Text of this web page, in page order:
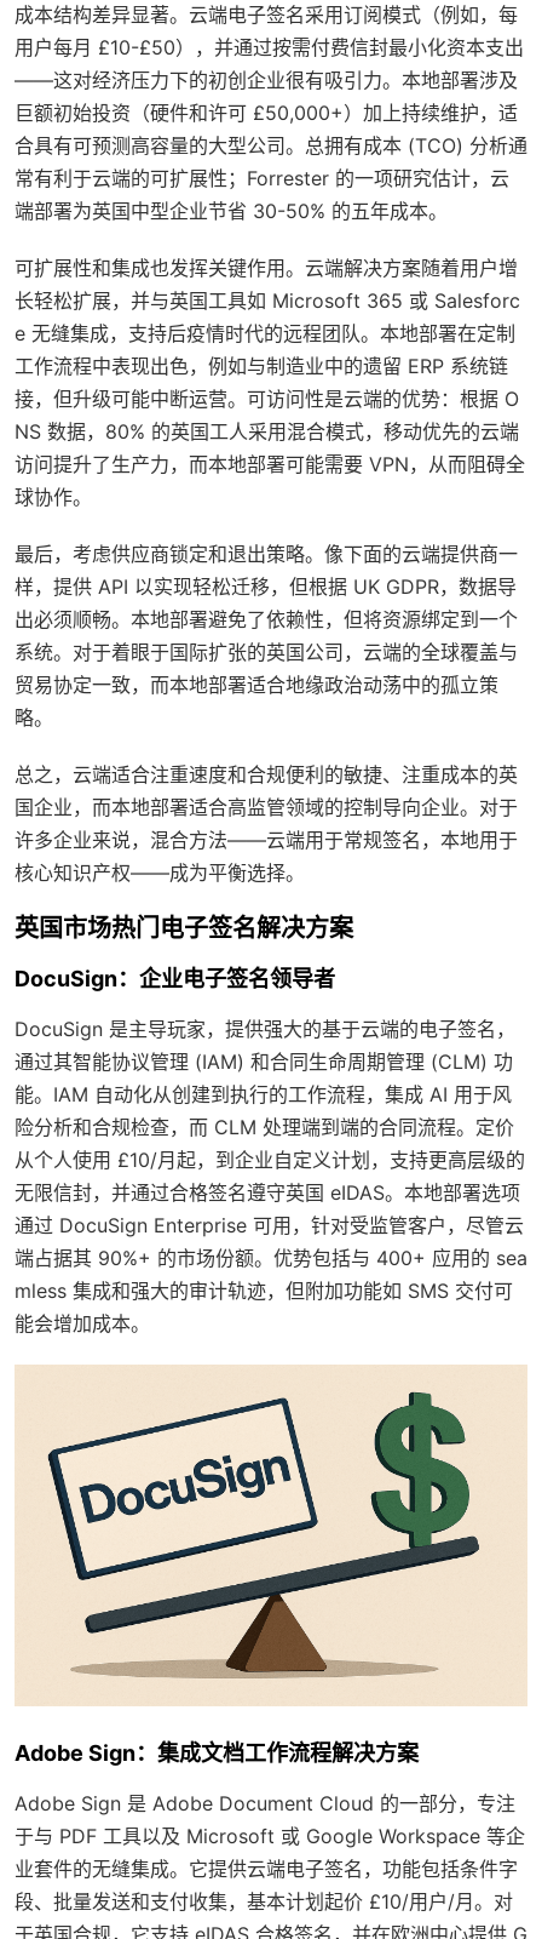
成本结构差异显著。云端电子签名采用订阅模式（例如，每
用户每月 £10-£50），并通过按需付费信封最小化资本支出
——这对经济压力下的初创企业很有吸引力。本地部署涉及
巨额初始投资（硬件和许可 £50,000+）加上持续维护，适
合具有可预测高容量的大型公司。总拥有成本 (TCO) 分析通
常有利于云端的可扩展性；Forrester 的一项研究估计，云
端部署为英国中型企业节省 30-50% 的五年成本。
可扩展性和集成也发挥关键作用。云端解决方案随着用户增
长轻松扩展，并与英国工具如 Microsoft 365 或 Salesforc
e 无缝集成，支持后疫情时代的远程团队。本地部署在定制
工作流程中表现出色，例如与制造业中的遗留 ERP 系统链
接，但升级可能中断运营。可访问性是云端的优势：根据 O
NS 数据，80% 的英国工人采用混合模式，移动优先的云端
访问提升了生产力，而本地部署可能需要 VPN，从而阻碍全
球协作。
最后，考虑供应商锁定和退出策略。像下面的云端提供商一
样，提供 API 以实现轻松迁移，但根据 UK GDPR，数据导
出必须顺畅。本地部署避免了依赖性，但将资源绑定到一个
系统。对于着眼于国际扩张的英国公司，云端的全球覆盖与
贸易协定一致，而本地部署适合地缘政治动荡中的孤立策
略。
总之，云端适合注重速度和合规便利的敏捷、注重成本的英
国企业，而本地部署适合高监管领域的控制导向企业。对于
许多企业来说，混合方法——云端用于常规签名，本地用于
核心知识产权——成为平衡选择。
英国市场热门电子签名解决方案
DocuSign：企业电子签名领导者
DocuSign 是主导玩家，提供强大的基于云端的电子签名，
通过其智能协议管理 (IAM) 和合同生命周期管理 (CLM) 功
能。IAM 自动化从创建到执行的工作流程，集成 AI 用于风
险分析和合规检查，而 CLM 处理端到端的合同流程。定价
从个人使用 £10/月起，到企业自定义计划，支持更高层级的
无限信封，并通过合格签名遵守英国 eIDAS。本地部署选项
通过 DocuSign Enterprise 可用，针对受监管客户，尽管云
端占据其 90%+ 的市场份额。优势包括与 400+ 应用的 sea
mless 集成和强大的审计轨迹，但附加功能如 SMS 交付可
能会增加成本。
Adobe Sign：集成文档工作流程解决方案
Adobe Sign 是 Adobe Document Cloud 的一部分，专注
于与 PDF 工具以及 Microsoft 或 Google Workspace 等企
业套件的无缝集成。它提供云端电子签名，功能包括条件字
段、批量发送和支付收集，基本计划起价 £10/用户/月。对